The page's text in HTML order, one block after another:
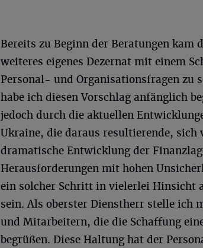
Bereits zu Beginn der Beratungen kam
weiteres eigenes Dezernat mit einem
Personal- und Organisationsfragen zu
habe ich diesen Vorschlag anfänglich
jedoch durch die aktuellen
Ukraine, die daraus resultierende, sich
dramatische Entwicklung der
Herausforderungen mit hohen
ein solcher Schritt in vielerlei Hinsicht
sein. Als oberster Dienstherr stelle ich
und Mitarbeitern, die die Schaffung
begrüßen. Diese Haltung hat der